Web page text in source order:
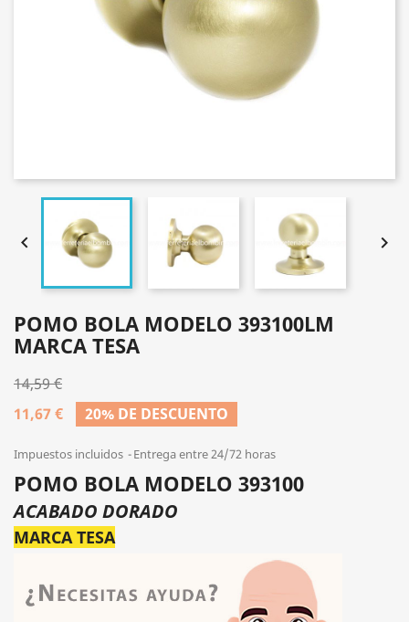
 
POMO BOLA MODELO 393100LM
MARCA TESA
14,59 €
11,67 €
20% DE DESCUENTO
Impuestos incluidos Entrega entre 24/72 horas
POMO BOLA MODELO 393100
ACABADO DORADO
MARCA TESA